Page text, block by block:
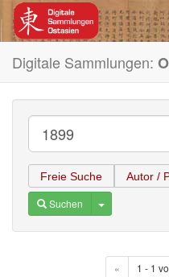
Digitale Sammlungen:
Freie Suche Autor /
Suchen Toggle
« 1 - 1